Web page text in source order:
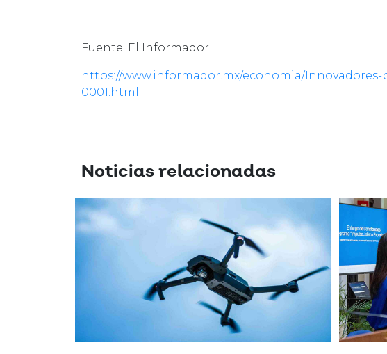
Fuente: El Informador
https://www.informador.mx/economia/
0001.html
Noticias relacionadas